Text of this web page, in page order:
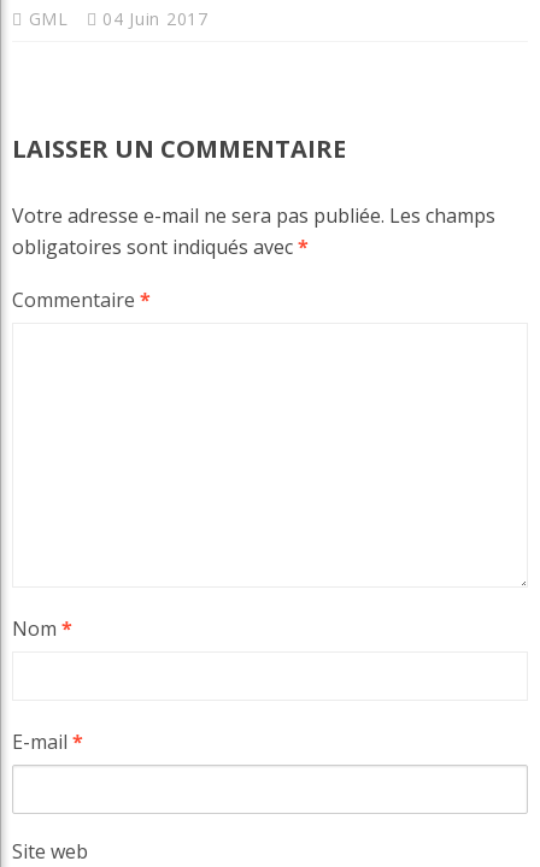
GML 04 Juin 2017
LAISSER UN COMMENTAIRE
Votre adresse e-mail ne sera pas publiée. Les champs
obligatoires sont indiqués avec*
Commentaire *
Nom *
E-mail *
Site web